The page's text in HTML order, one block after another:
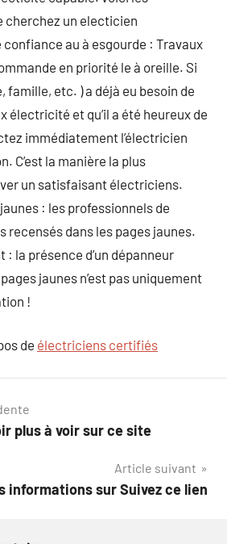
cherchez un electicien
au à esgourde : Travaux
en priorité le à oreille. Si
famille, etc. ) a déjà eu besoin de
électricité et qu’il a été heureux de
immédiatement l’électricien
C’est la manière la plus
un satisfaisant électriciens.
: les professionnels de
recensés dans les pages jaunes.
la présence d’un dépanneur
jaunes n’est pas uniquement
!
de électriciens certifiés
plus à voir sur ce site
Article suivant
informations sur Suivez ce lien